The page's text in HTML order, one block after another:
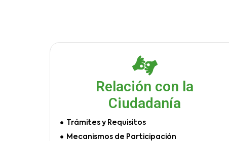
Relación con la
Ciudadanía
Trámites y Requisitos
Mecanismos de Participación